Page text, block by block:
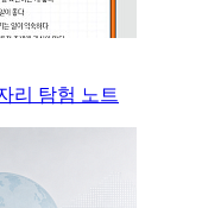
리 탐험 노트